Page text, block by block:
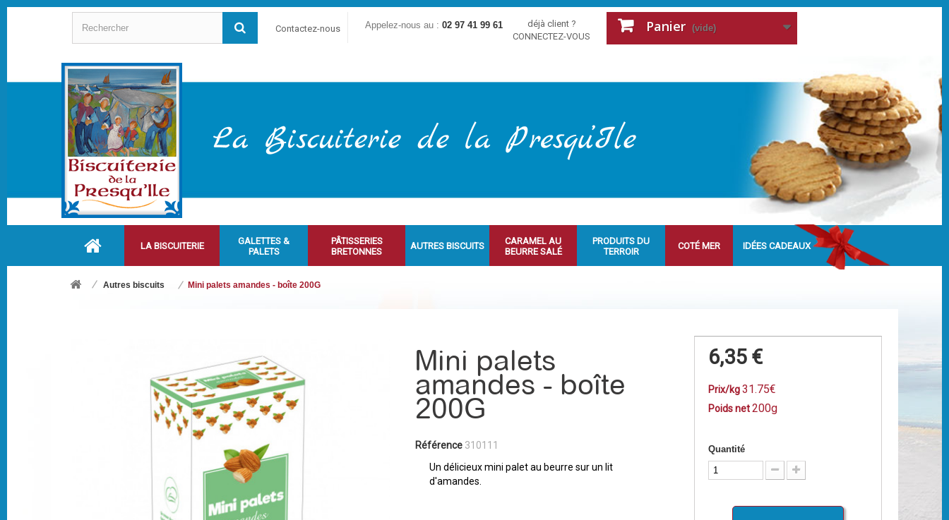
Contactez-nous Appelez-nous au : 02 97 41 99 61
déjà client ?
CONNECTEZ-VOUS
Panier (vide)
LA BISCUITERIE
GALETTES &
PALETS
PÂTISSERIES
BRETONNES
AUTRES BISCUITS
CARAMEL AU
BEURRE SALÉ
PRODUITS DU
TERROIR
COTÉ MER IDÉES CADEAUX
Autres biscuits Mini palets amandes - boîte 200G
Mini palets
amandes - boîte
200G
Référence 310111
Un délicieux mini palet au beurre sur un lit
d'amandes.
6,35 €
Prix/kg31.75€
Poids net200g
Quantité